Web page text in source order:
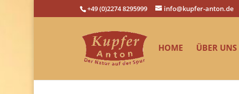
+49 (0)2274 8295999 info@kupfer-anton.de
HOME ÜBER UNS